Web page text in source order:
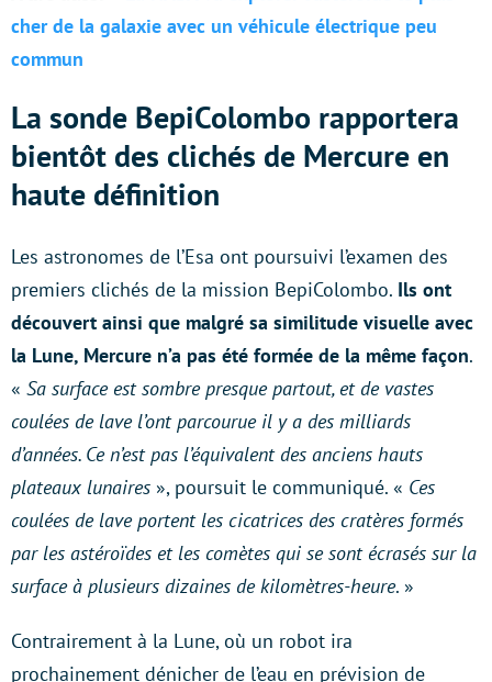
cher de la galaxie avec un véhicule électrique peu
commun
La sonde BepiColombo rapportera
bientôt des clichés de Mercure en
haute définition
Les astronomes de l’Esa ont poursuivi l’examen des
premiers clichés de la mission BepiColombo. Ils ont
découvert ainsi que malgré sa similitude visuelle avec
la Lune, Mercure n’a pas été formée de la même façon.
« Sa surface est sombre presque partout, et de vastes
coulées de lave l’ont parcourue il y a des milliards
d’années. Ce n’est pas l’équivalent des anciens hauts
plateaux lunaires », poursuit le communiqué. « Ces
coulées de lave portent les cicatrices des cratères formés
par les astéroïdes et les comètes qui se sont écrasés sur la
surface à plusieurs dizaines de kilomètres-heure. »
Contrairement à la Lune, où un robot ira
prochainement dénicher de l’eau en prévision de